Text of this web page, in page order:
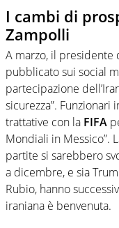
I cambi di
Zampolli
A marzo, il presidente
pubblicato sui social
partecipazione
sicurezza”. Funzionari
trattative con la FIFA
Mondiali in Messico”.
partite si sarebbero
a dicembre, e sia
Rubio, hanno
iraniana è benvenuta.